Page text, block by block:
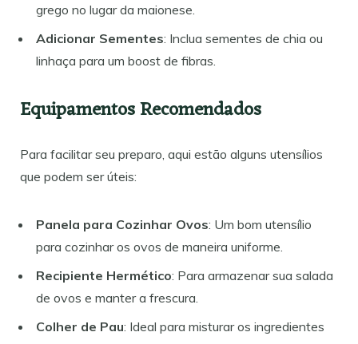
grego no lugar da maionese.
Adicionar Sementes: Inclua sementes de chia ou
linhaça para um boost de fibras.
Equipamentos Recomendados
Para facilitar seu preparo, aqui estão alguns utensílios
que podem ser úteis:
Panela para Cozinhar Ovos: Um bom utensílio
para cozinhar os ovos de maneira uniforme.
Recipiente Hermético: Para armazenar sua salada
de ovos e manter a frescura.
Colher de Pau: Ideal para misturar os ingredientes